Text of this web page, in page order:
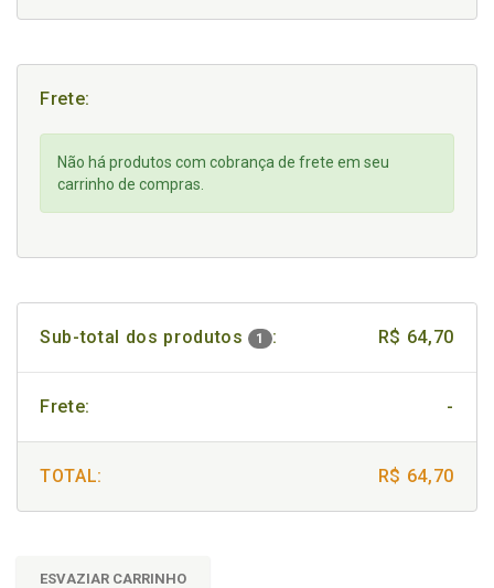
Frete:
Não há produtos com cobrança de frete em seu
carrinho de compras.
Sub-total dos produtos 1 : R$ 64,70
Frete: -
TOTAL: R$ 64,70
ESVAZIAR CARRINHO